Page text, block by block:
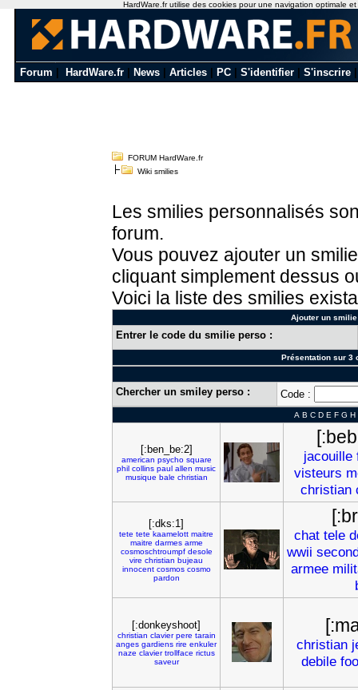
Forum HardWare.fr News Articles PC S'identifier S'inscrire
FORUM HardWare.fr
Wiki smilies
Les smilies personnalisés
forum.
Vous pouvez ajouter un
cliquant simplement dessus
Voici la liste des smilies
Ajouter un
Entrer le code du smilie perso :
Présentation sur 3
Chercher un smiley perso : Code :
A B C D E F G H
[:ben_be:2]
american psycho square
phil collins paul allen music
musique bale christian
jacouille
visteurs
christian
[:dks:1]
tete tete kaamelott maitre
maitre darmes arme
cosmoschtroumpf desole
vire christian bujeau
innocent cosmos cosmo
pardon
chat tele
wwii
armee
[:donkeyshoot]
christian clavier pere tarain
anges gardiens rire enkuler
naze clavier trollface rictus
saveur
christian
debile
HardWare.fr utilise des cookies pour une navigation optimale